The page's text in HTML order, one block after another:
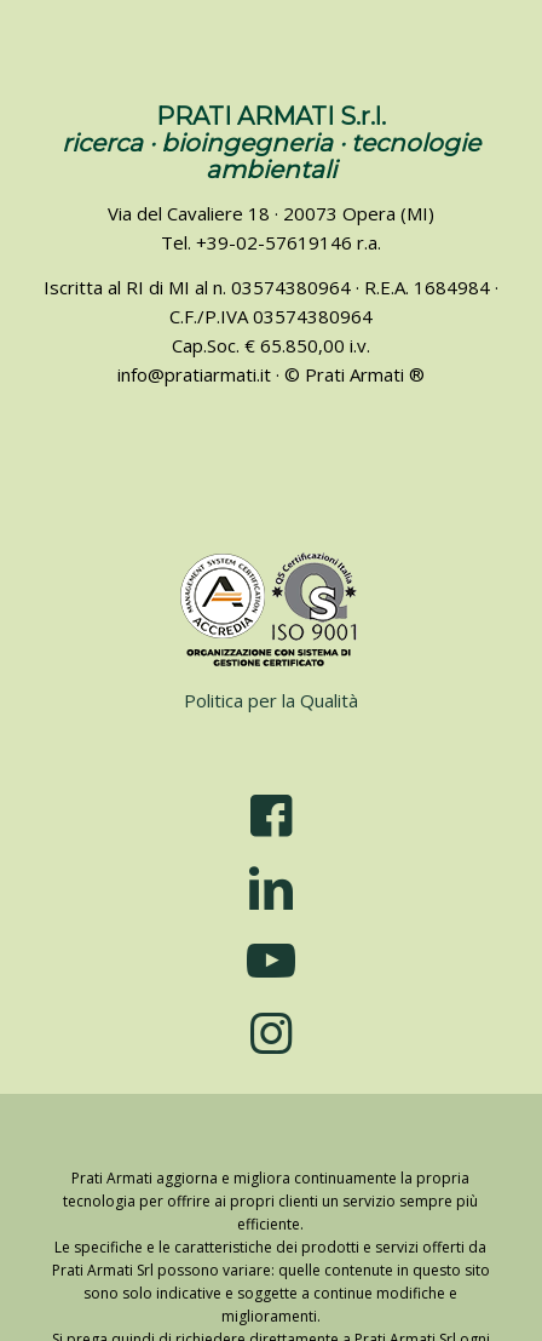
PRATI ARMATI S.r.l.
ricerca · bioingegneria · tecnologie
ambientali
Via del Cavaliere 18 · 20073 Opera (MI)
Tel. +39-02-57619146 r.a.
Iscritta al RI di MI al n. 03574380964 · R.E.A. 1684984 ·
C.F./P.IVA 03574380964
Cap.Soc. € 65.850,00 i.v.
info@pratiarmati.it · © Prati Armati ®
Politica per la Qualità
Prati Armati aggiorna e migliora continuamente la propria
tecnologia per offrire ai propri clienti un servizio sempre più
efficiente.
Le specifiche e le caratteristiche dei prodotti e servizi offerti da
Prati Armati Srl possono variare: quelle contenute in questo sito
sono solo indicative e soggette a continue modifiche e
miglioramenti.